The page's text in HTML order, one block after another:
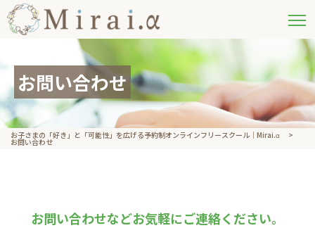
お問い合わせ
お子さまの​「好き」と​「可能性」を​広げる予約制オンラインフリースクール｜Mirai.α >
お問い合わせ
お問い合わせなどお気軽にご連絡ください。